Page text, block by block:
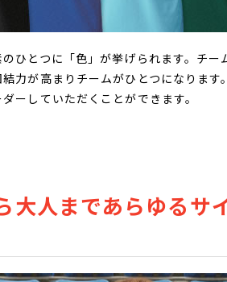
ひとつに「色」が挙げられます。チ
力が高まりチームがひとつになりま
ーしていただくことができます。
大人まであらゆるサ